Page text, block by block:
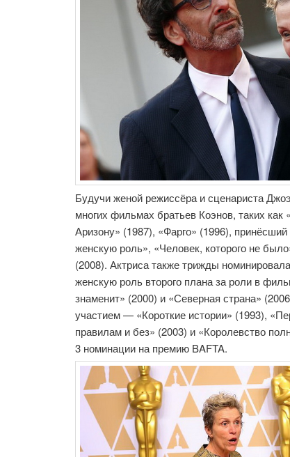
Будучи женой режиссёра и сценариста
многих фильмах братьев Коэнов, таких
Аризону» (1987), «Фарго» (1996),
женскую роль», «Человек, которого не
(2008). Актриса также трижды
женскую роль второго плана за роли в
знаменит» (2000) и «Северная страна»
участием — «Короткие истории» (1993),
правилам и без» (2003) и «Королевство
3 номинации на премию BAFTA.